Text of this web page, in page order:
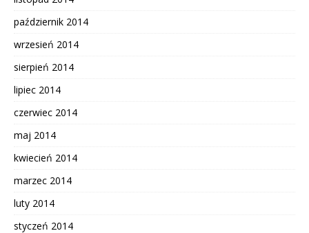
październik 2014
wrzesień 2014
sierpień 2014
lipiec 2014
czerwiec 2014
maj 2014
kwiecień 2014
marzec 2014
luty 2014
styczeń 2014